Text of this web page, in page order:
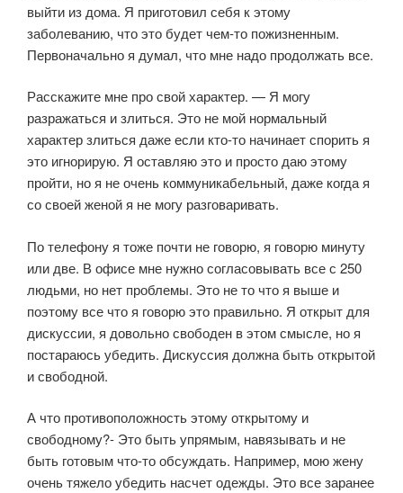
выйти из дома. Я приготовил себя к этому
заболеванию, что это будет чем-то пожизненным.
Первоначально я думал, что мне надо продолжать все.
Расскажите мне про свой характер. — Я могу
разражаться и злиться. Это не мой нормальный
характер злиться даже если кто-то начинает спорить я
это игнорирую. Я оставляю это и просто даю этому
пройти, но я не очень коммуникабельный, даже когда я
со своей женой я не могу разговаривать.
По телефону я тоже почти не говорю, я говорю минуту
или две. В офисе мне нужно согласовывать все с 250
людьми, но нет проблемы. Это не то что я выше и
поэтому все что я говорю это правильно. Я открыт для
дискуссии, я довольно свободен в этом смысле, но я
постараюсь убедить. Дискуссия должна быть открытой
и свободной.
А что противоположность этому открытому и
свободному?- Это быть упрямым, навязывать и не
быть готовым что-то обсуждать. Например, мою жену
очень тяжело убедить насчет одежды. Это все заранее